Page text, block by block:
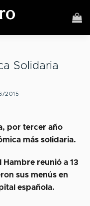
Solidaria
2015
por tercer año
más solidaria.
Hambre reunió a 13
sus menús en
española.